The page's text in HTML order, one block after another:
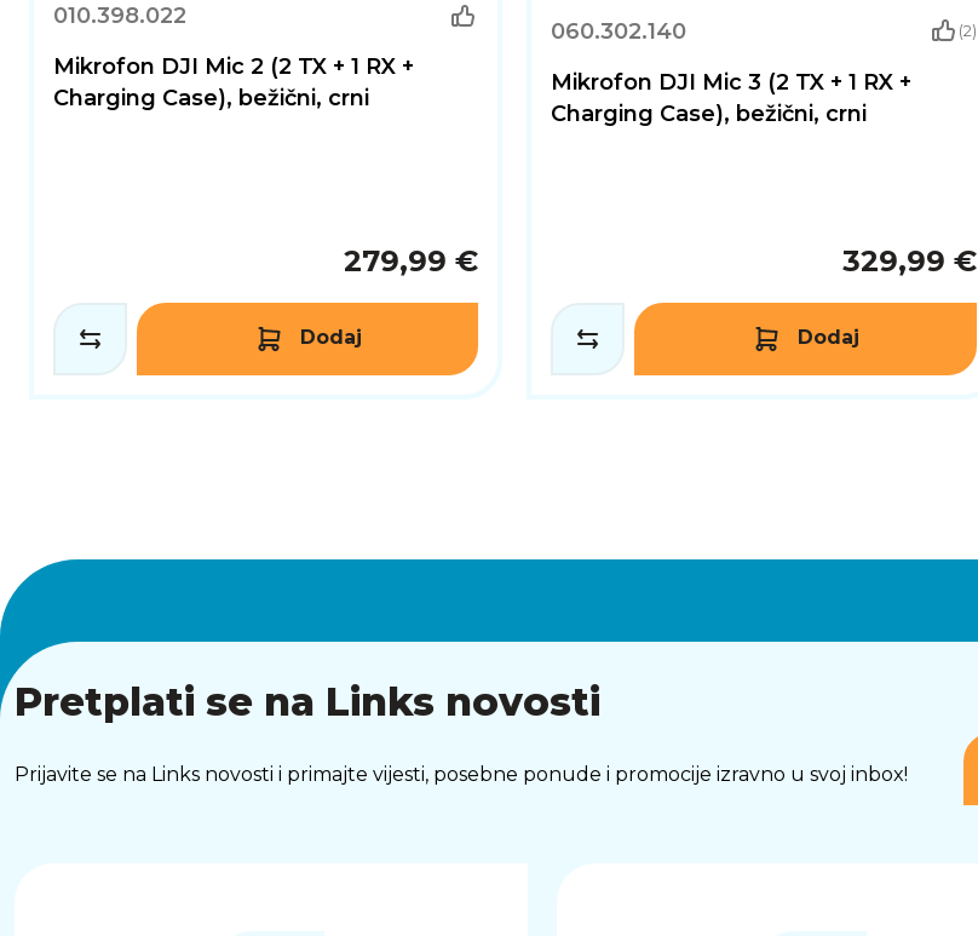
010.398.022
Mikrofon DJI Mic 2 (2 TX + 1 RX +
Charging Case), bežični, crni
279,99 €
Dodaj
060.302.140 (2)
Mikrofon DJI Mic 3 (2 TX + 1 RX +
Charging Case), bežični, crni
329,99 €
Dodaj
Pretplati se na Links novosti
Prijavite se na Links novosti i primajte vijesti, posebne ponude i promocije izravno u svoj inbox!